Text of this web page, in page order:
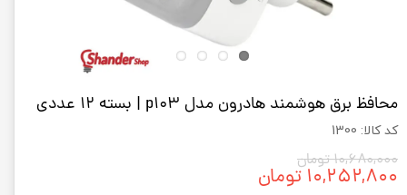
محافظ برق هوشمند هادرون مدل p103 | بسته 12 عددی
کد کالا: 1300
۱۰,۶۸۰,۰۰۰ تومان
۱۰,۲۵۲,۸۰۰ تومان